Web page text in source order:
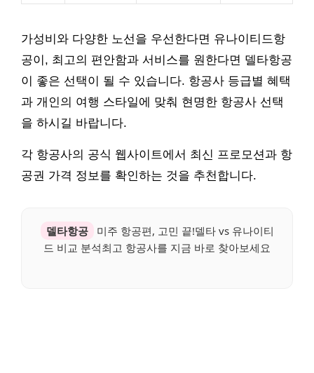
가성비와 다양한 노선을 우선한다면 유나이티드항
공이, 최고의 편안함과 서비스를 원한다면 델타항공
이 좋은 선택이 될 수 있습니다. 항공사 등급별 혜택
과 개인의 여행 스타일에 맞춰 현명한 항공사 선택
을 하시길 바랍니다.
각 항공사의 공식 웹사이트에서 최신 프로모션과 항
공권 가격 정보를 확인하는 것을 추천합니다.
델타항공
미주 항공편, 고민 끝!델타 vs 유나이티
드 비교 분석최고 항공사를 지금 바로 찾아보세요